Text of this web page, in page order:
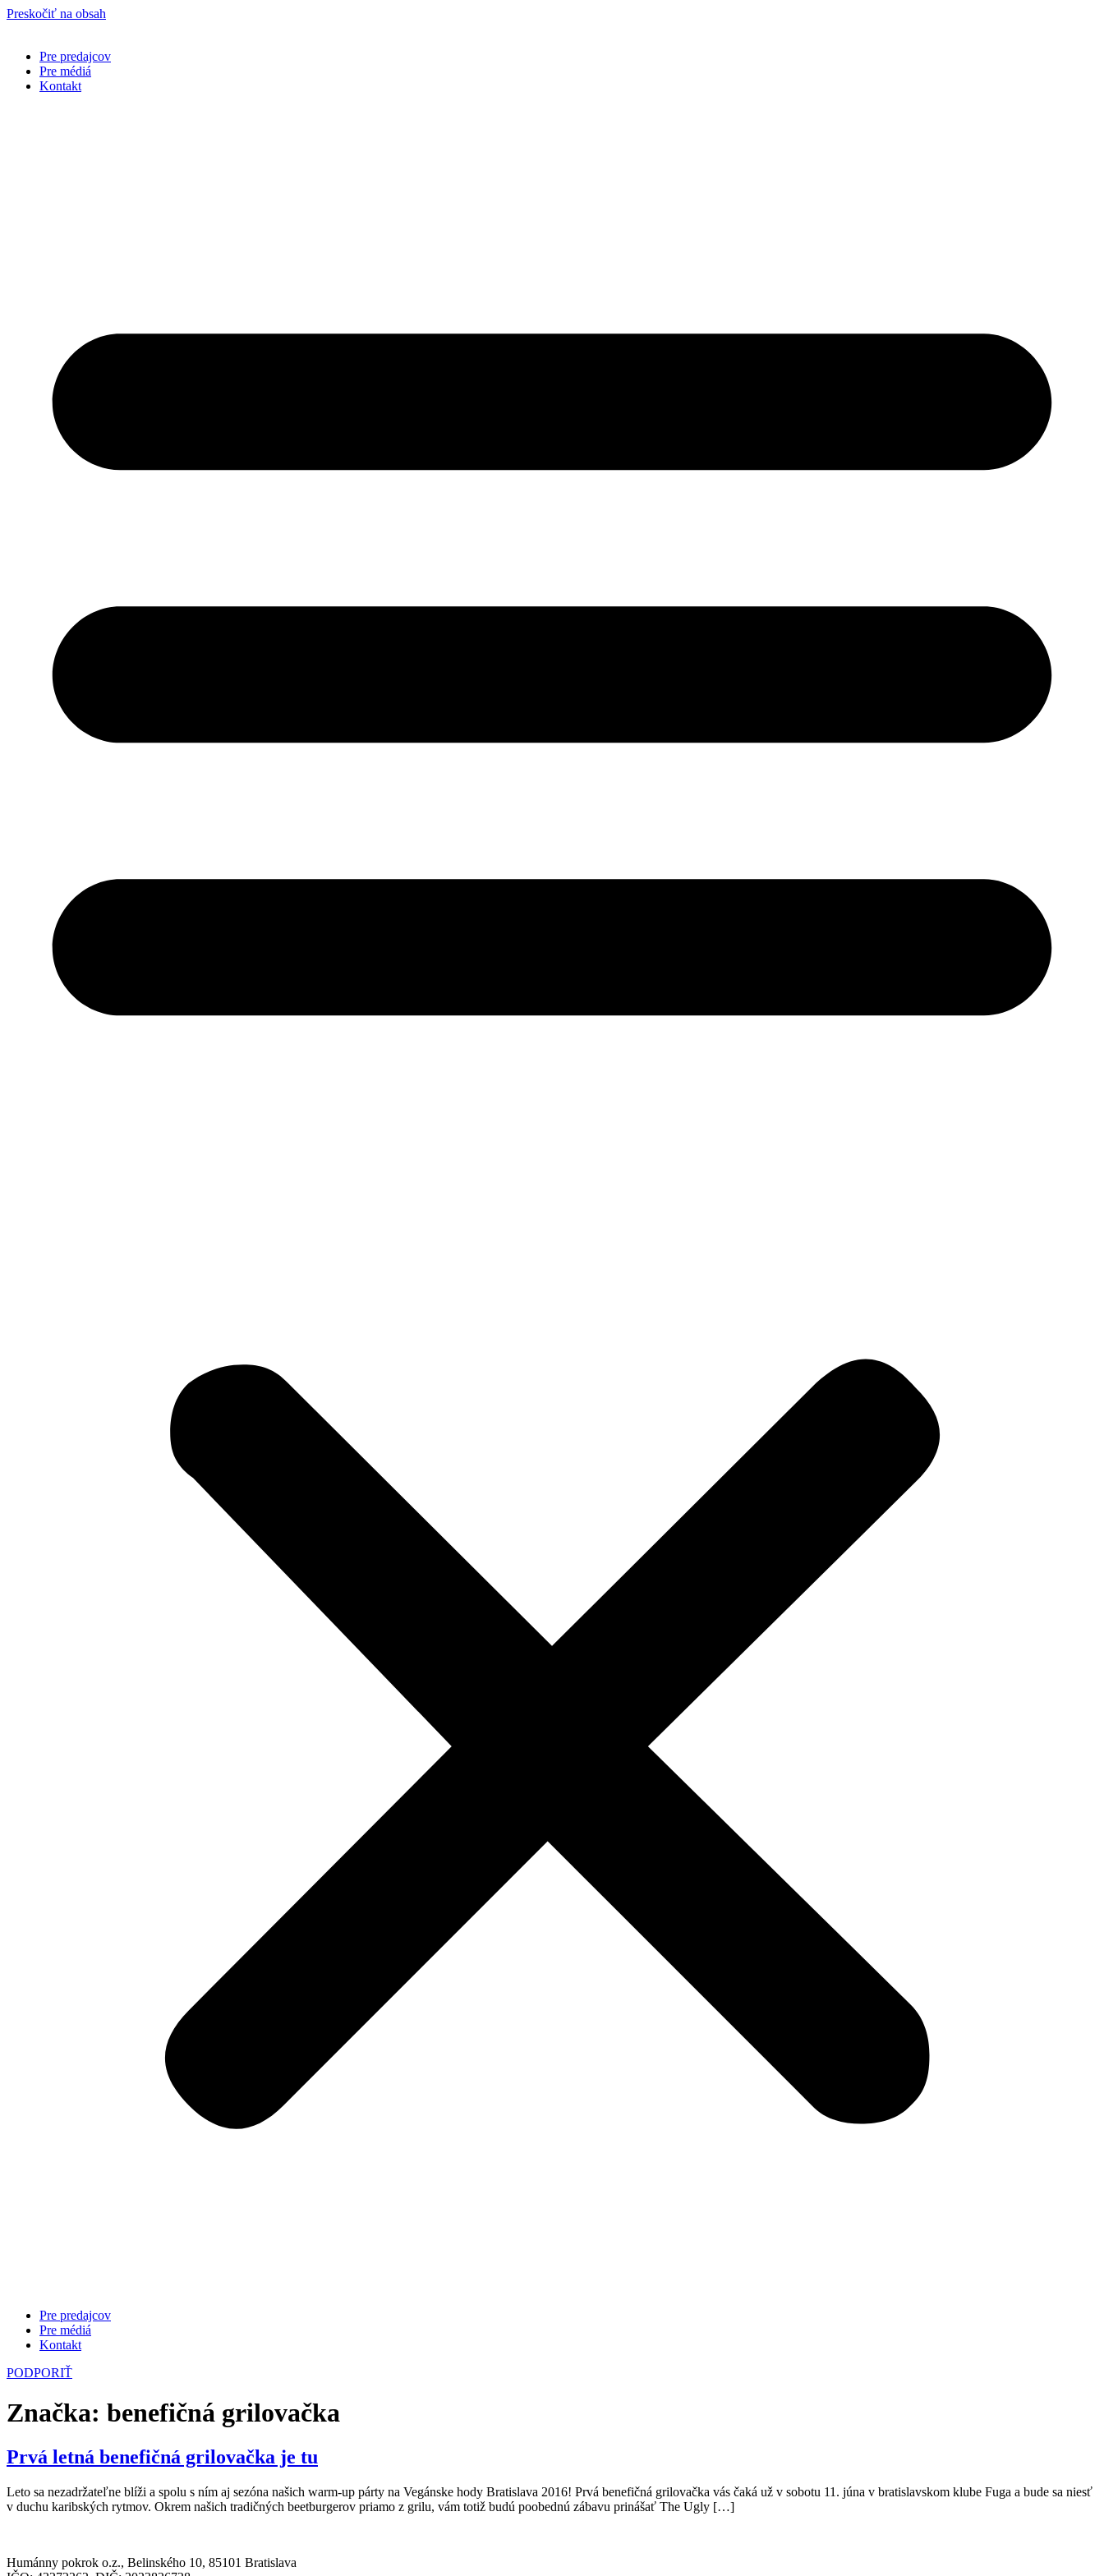
Preskočiť na obsah
Pre predajcov
Pre médiá
Kontakt
Pre predajcov
Pre médiá
Kontakt
PODPORIŤ
Značka: benefičná grilovačka
Prvá letná benefičná grilovačka je tu
Leto sa nezadržateľne blíži a spolu s ním aj sezóna našich warm-up párty na Vegánske hody Bratislava 2016! Prvá benefičná grilovačka vás čaká už v sobotu 11. júna v bratislavskom klube Fuga a bude sa niesť
v duchu karibských rytmov. Okrem našich tradičných beetburgerov priamo z grilu, vám totiž budú poobednú zábavu prinášať The Ugly […]
Humánny pokrok o.z., Belinského 10, 85101 Bratislava